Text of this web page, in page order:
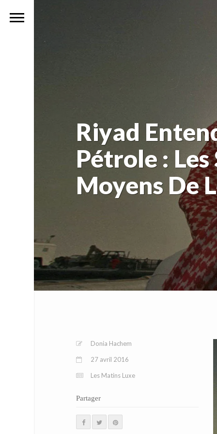
Riyad
Pétrole :
Moyens De
Donia Hachem
27 avril 2016
Les Matins Luxe
Partager